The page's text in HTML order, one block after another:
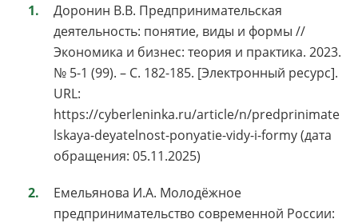
Доронин В.В. Предпринимательская
деятельность: понятие, виды и формы //
Экономика и бизнес: теория и практика. 2023.
№ 5-1 (99). – С. 182-185. [Электронный ресурс].
URL:
https://cyberleninka.ru/article/n/predprinimate
lskaya-deyatelnost-ponyatie-vidy-i-formy (дата
обращения: 05.11.2025)
Емельянова И.А. Молодёжное
предпринимательство современной России: